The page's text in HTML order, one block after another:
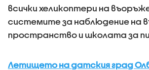
всички хеликоптери на
системите за наблюдение на
пространство и школата за
Летището на датския град